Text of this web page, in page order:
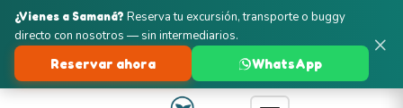
×
¿Vienes a Samaná? Reserva tu excursión, transporte o buggy
directo con nosotros — sin intermediarios.
Reservar ahora WhatsApp